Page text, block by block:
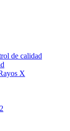
de calidad
X